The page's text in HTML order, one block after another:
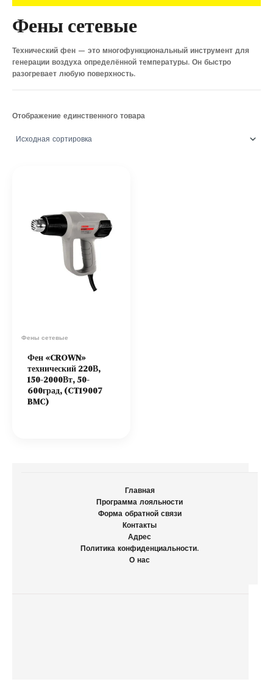
Фены сетевые
Технический фен — это многофункциональный инструмент для
генерации воздуха определённой температуры. Он быстро
разогревает любую поверхность.
Отображение единственного товара
Фены сетевые
Фен «CROWN»
технический 220В,
150-2000Вт, 50-
600град, (CT19007
BMC)
Главная
Программа лояльности
Форма обратной связи
Контакты
Адрес
Политика конфиденциальности.
О нас